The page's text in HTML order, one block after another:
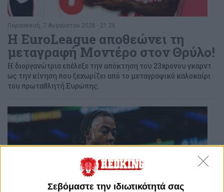
Σεβόμαστε την ιδιωτικότητά σας
Παρασκευή, 7 Αυγούστου 2026 - 21:26
Η EuroLeague αποθεώνει τη
μεταγραφή Μοντέρο στον Θρύλο!
Η διοργανώτρια επέλεξε την απόκτηση του 23χρονου γκαρντ
ως την κίνηση που ξεχωρίζει από το μεταγραφικό καλοκαίρι
του πρωταθλητή Ευρώπης.